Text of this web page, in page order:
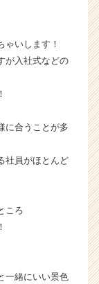
ゃいします！
が入社式などの
に合うことが多
社員がほとんど
ころ
一緒にいい景色